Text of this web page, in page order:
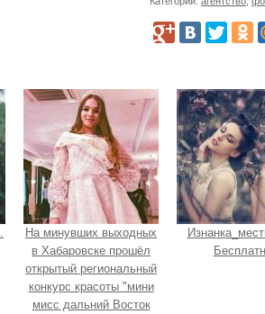
На минувших выходных
в Хабаровске прошёл
открытый региональный
конкурс красоты "мини
мисс дальний Восток